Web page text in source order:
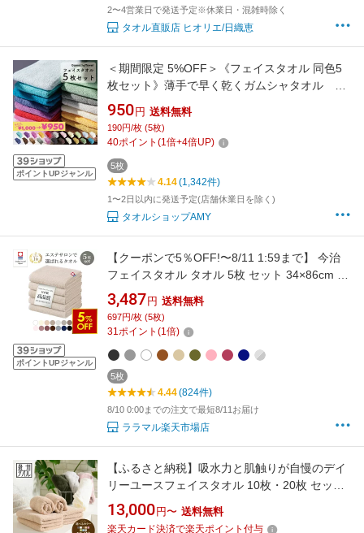
2〜4営業日で発送予定※休業日・混雑時除く
タオル直販店 ヒオリエ/日織恵
ポイントUPジャンル
＜期間限定 5%OFF＞《フェイスタオル 同色5
枚セット》薄手で早く乾くガムシャタオル 綿
100% 約34×80cm キッチン、洗面、浴用に
はもちろん、スポーツや持ち運びにもピッタリ
♪真空パック圧縮パック［1個ならゆうパケッ
950 円 送料無料
190円/枚 (5枚)
40ポイント (1倍+4倍UP)
5枚
4.14(1,342件)
1〜2日以内に発送予定(店舗休業日を除く)
タオルショップAMY
ポイントUPジャンル
【クーポンで5％OFF!〜8/11 1:59まで】 今治
フェイスタオル タオル 5枚 セット 34×86cm 今
治タオル ミニバスタオル 薄手 吸水 速乾 コット
ン 綿 100％ 部屋干し エステタオル 洗顔タオル
カラータオル 肌ざわり ふわふわ 国産 日本製 無
3,487 円 送料無料
697円/枚 (5枚)
31ポイント (1倍)
5枚
4.44(824件)
8/10 0:00までの注文で最短8/11お届け
ララマル楽天市場店
【ふるさと納税】吸水力と肌触りが自慢のデイ
リーユースフェイスタオル 10枚・20枚 セット |
タオル セット フェイスタオル 泉州タオル たお
る towel ふんわり ふわふわ ベビー 子ども 無地
13,000 円〜 送料無料
楽天カード決済で楽天ポイント付与